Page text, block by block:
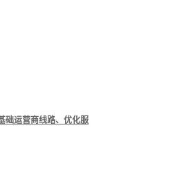
础运营商线路、优化服